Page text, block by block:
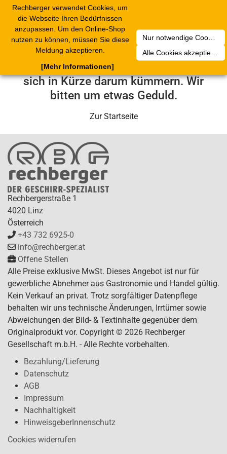
Rechberger verwendet Cookies, um
die Webseite Ihren Bedürfnissen
anzupassen. Um den Online-Shop
nutzen zu können, müssen Sie diese
Meldung akzeptieren.
Nur notwendige Cookies akzeptieren
Alle Cookies akzeptieren
[Mehr Informationen]
Leider ist ein technischer Fehler
aufgetreten. Unser Service-Team wird
sich in Kürze darum kümmern. Wir
bitten um etwas Geduld.
Zur Startseite
Rechbergerstraße 1
4020 Linz
Österreich
+43 732 6925-0
info@rechberger.at
Offene Stellen
Alle Preise exklusive MwSt. Dieses Angebot ist nur für
gewerbliche Abnehmer aus Gastronomie und Handel gültig.
Kein Verkauf an privat. Trotz sorgfältiger Datenpflege
behalten wir uns technische Änderungen, Irrtümer sowie
Abweichungen der Bild- & Textinhalte gegenüber dem
Originalprodukt vor. Copyright © 2026 Rechberger
Gesellschaft m.b.H. - Alle Rechte vorbehalten.
Bezahlung/Lieferung
Datenschutz
AGB
Impressum
Nachhaltigkeit
HinweisgeberInnenschutz
Cookies widerrufen